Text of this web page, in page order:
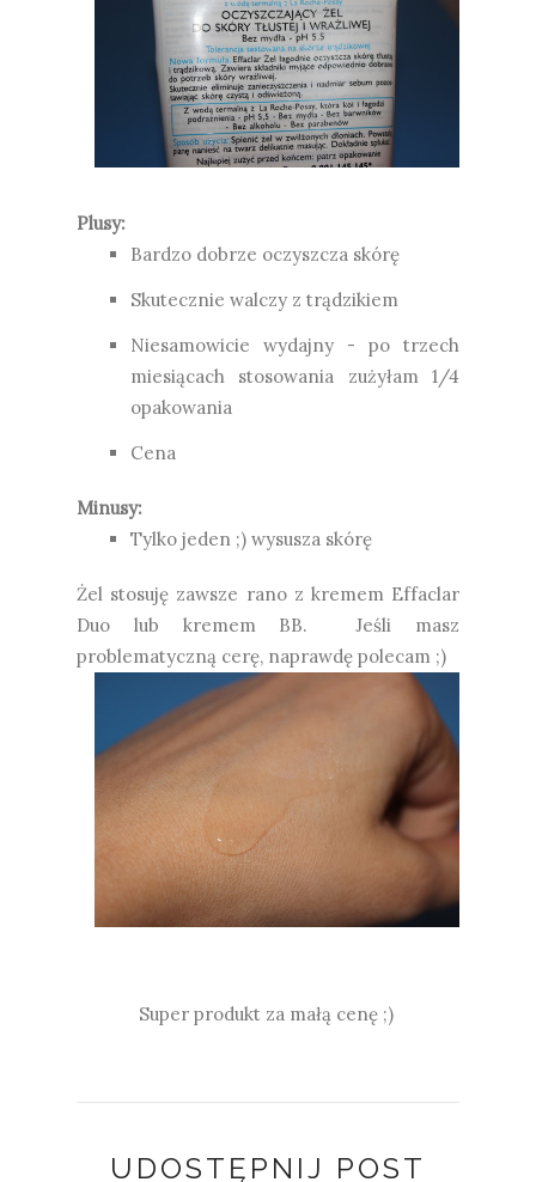
Plusy:
Bardzo dobrze oczyszcza skórę
Skutecznie walczy z trądzikiem
Niesamowicie wydajny - po trzech
miesiącach stosowania zużyłam 1/4
opakowania
Cena
Minusy:
Tylko jeden ;) wysusza skórę
Żel stosuję zawsze rano z kremem Effaclar
Duo lub kremem BB. Jeśli masz
problematyczną cerę, naprawdę polecam ;)
Super produkt za małą cenę ;)
UDOSTĘPNIJ POST